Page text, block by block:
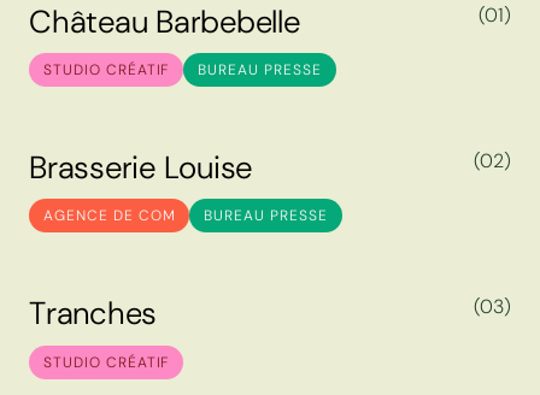
C
C
h
h
â
â
t
t
e
e
a
a
u
u
B
B
a
a
r
r
b
b
e
e
b
b
e
e
l
l
l
l
e
e
STUDIO CRÉATIF BUREAU PRESSE
(01)
B
B
r
r
a
a
s
s
s
s
e
e
r
r
i
i
e
e
L
L
o
o
u
u
i
i
s
s
e
e
AGENCE DE COM BUREAU PRESSE
(02)
T
T
r
r
a
a
n
n
c
c
h
h
e
e
s
s
STUDIO CRÉATIF
(03)